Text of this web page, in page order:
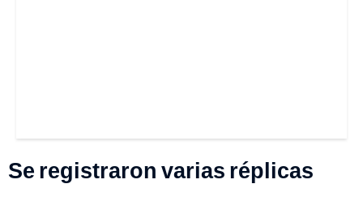
Se registraron varias réplicas